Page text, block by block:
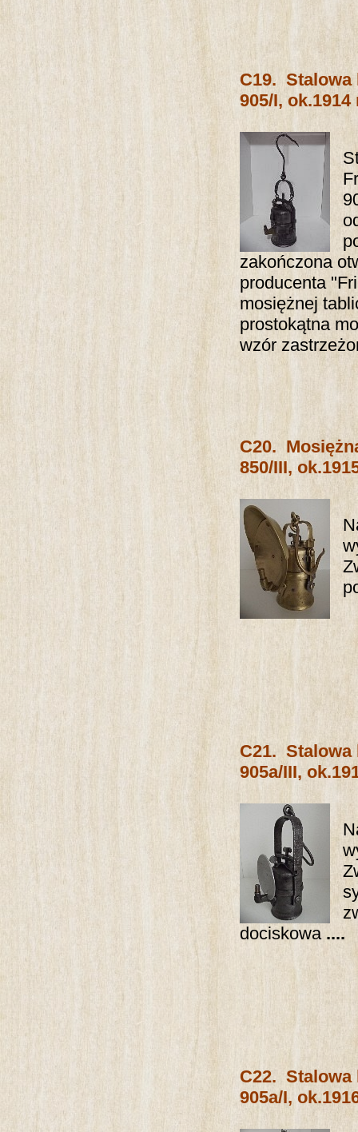
C19. Stalowa
905/I, ok.1914
zakończona
producenta
mosiężnej
prostokątna
wzór
C20.
850/III,
C21. Stalowa
905a/III,
dociskowa....
C22. Stalowa
905a/I,